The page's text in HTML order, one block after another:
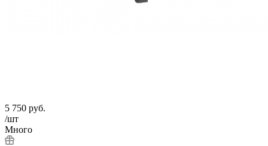
5 750 руб.
/шт
Много